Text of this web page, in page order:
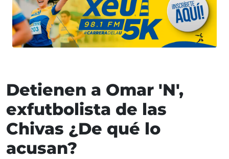
Detienen a Omar 'N',
exfutbolista de las
Chivas ¿De qué lo
acusan?